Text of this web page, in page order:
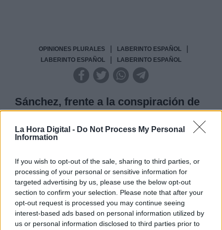
La Hora Digital - Do Not Process My Personal
Information
If you wish to opt-out of the sale, sharing to third parties, or
processing of your personal or sensitive information for
targeted advertising by us, please use the below opt-out
section to confirm your selection. Please note that after your
opt-out request is processed you may continue seeing
interest-based ads based on personal information utilized by
us or personal information disclosed to third parties prior to
OPINIONES PLURALES LABERINTO ESPAÑOL
LABERINTO ESPAÑOL LABERINTO ESPAÑOL
Sánchez, frente a la conspiración de
los necios
Hace falta enfriarse y distanciarse. Un buen líder
Especialmente cuando el oponente tiene poco que
perder y está dispuesto a jugárselo todo a una
carta. Los hiper liderazgos complican las
negociaciones mientras los necios afilan los
cuchillos. Hubo un tiempo en que la política y sus
líderes se conjuraron contra un invencible Felipe
González y el PSOE. Un grupo de periodistas
ilustres, socios y directores de sus propios